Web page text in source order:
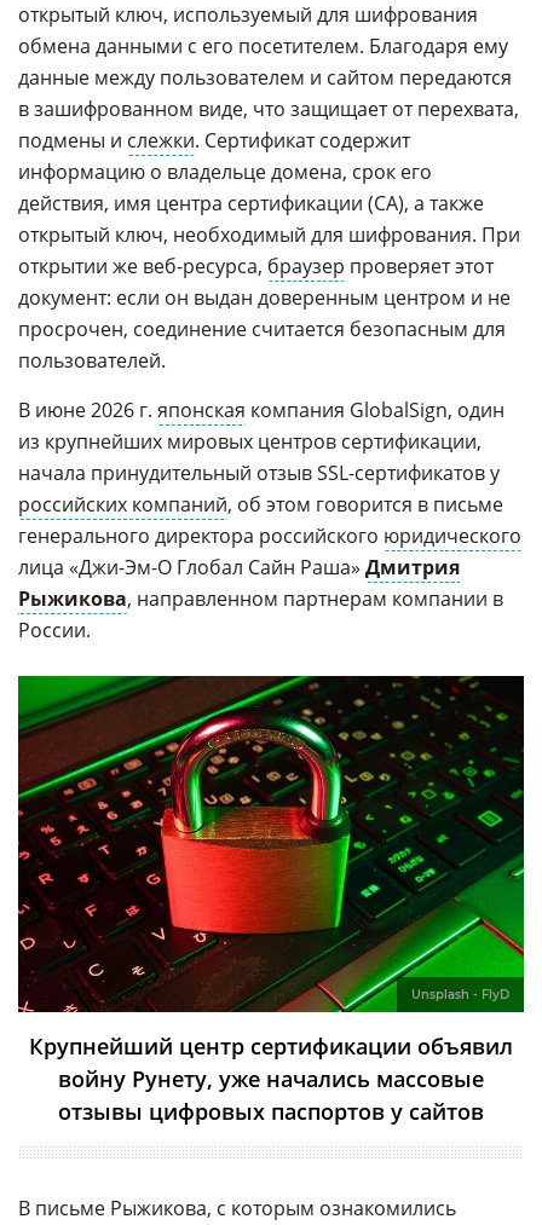
открытый ключ, используемый для шифрования
обмена данными с его посетителем. Благодаря ему
данные между пользователем и сайтом передаются
в зашифрованном виде, что защищает от перехвата,
подмены и слежки. Сертификат содержит
информацию о владельце домена, срок его
действия, имя центра сертификации (CA), а также
открытый ключ, необходимый для шифрования. При
открытии же веб-ресурса, браузер проверяет этот
документ: если он выдан доверенным центром и не
просрочен, соединение считается безопасным для
пользователей.
В июне 2026 г. японская компания GlobalSign, один
из крупнейших мировых центров сертификации,
начала принудительный отзыв SSL-сертификатов у
российских компаний, об этом говорится в письме
генерального директора российского юридического
лица «Джи-Эм-О Глобал Сайн Раша» Дмитрия
Рыжикова, направленном партнерам компании в
России.
Unsplash - FlyD
Крупнейший центр сертификации объявил
войну Рунету, уже начались массовые
отзывы цифровых паспортов у сайтов
В письме Рыжикова, с которым ознакомились